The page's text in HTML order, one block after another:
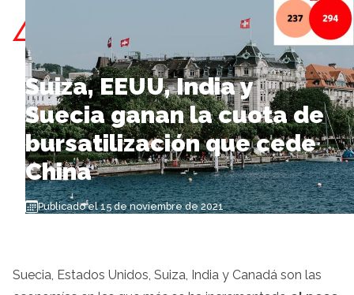
Suiza, EEUU, India y
Suecia ganan la cuota de
bursatilización que cede
China
Publicado el 15 de noviembre de 2021
Suecia, Estados Unidos, Suiza, India y Canadá son las